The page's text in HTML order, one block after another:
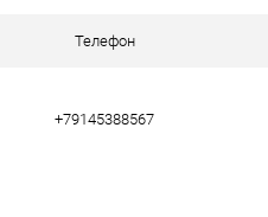
В наличии
Телефон
+79145388567